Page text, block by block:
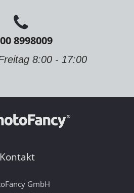
8998009
8:00 - 17:00
Kontakt
GmbH